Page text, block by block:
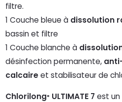
filtre.
1 Couche bleue à dissolution
bassin et filtre
1 Couche blanche à
désinfection permanente,
calcaireet stabilisateur de
Chlorilong® ULTIMATE 7 est un